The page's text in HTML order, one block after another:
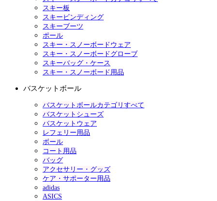
スキー板
スキービンディング
スキーブーツ
ポール
スキー・スノーボードウェア
スキー・スノーボードグローブ
スキーバッグ・ケース
スキー・スノーボード用品
バスケットボール
バスケットボールカテゴリすべて
バスケットシューズ
バスケットウェア
レフェリー用品
ボール
コート用品
バッグ
アクセサリー・グッズ
ケア・サポーター用品
adidas
ASICS